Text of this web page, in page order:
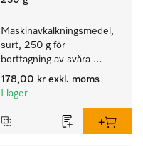
Maskinavkalkningsmedel,
surt, 250 g för
borttagning av svåra
kalkavlagringar.
178,00 kr exkl. moms
I lager